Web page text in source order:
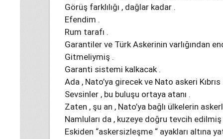
Görüş farklılığı , dağlar kadar .
Efendim .
Rum tarafı .
Garantiler ve Türk Askerinin varlığından
Gitmeliymiş .
Garanti sistemi kalkacak .
Ada , Nato’ya girecek ve Nato askeri
Sevsinler , bu buluşu ortaya atanı .
Zaten , şu an , Nato’ya bağlı ülkelerin
Namluları da , kuzeye doğru tevcih
Eskiden “askersizleşme “ ayakları altına